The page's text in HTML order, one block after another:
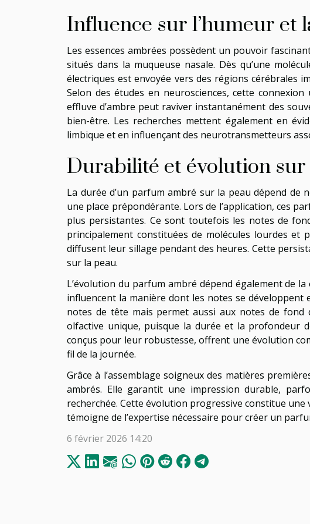
Influence sur l’humeur et
Les essences ambrées possèdent un pouvoir
situés dans la muqueuse nasale. Dès qu’une
électriques est envoyée vers des régions cérébrales
Selon des études en neurosciences, cette
effluve d’ambre peut raviver instantanément des
bien-être. Les recherches mettent également en
limbique et en influençant des neurotransmetteurs
Durabilité et évolution sur
La durée d’un parfum ambré sur la peau dépend de
une place prépondérante. Lors de l’application, ces
plus persistantes. Ce sont toutefois les notes de
principalement constituées de molécules lourdes et
diffusent leur sillage pendant des heures. Cette
sur la peau.
L’évolution du parfum ambré dépend également de
influencent la manière dont les notes se
notes de tête mais permet aussi aux notes de fond
olfactive unique, puisque la durée et la profondeur
conçus pour leur robustesse, offrent une évolution
fil de la journée.
Grâce à l’assemblage soigneux des matières
ambrés. Elle garantit une impression durable,
recherchée. Cette évolution progressive constitue
témoigne de l’expertise nécessaire pour créer un
6 février 2026 14:20